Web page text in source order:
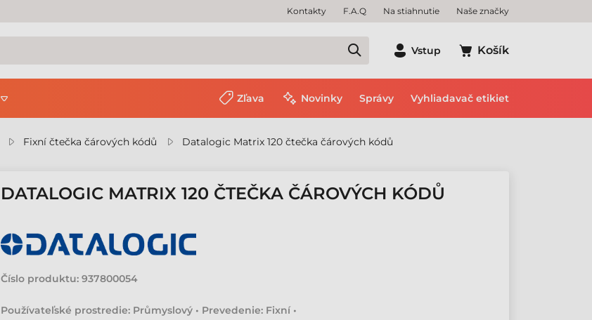
Kontakty F.A.Q Na stiahnutie Naše značky
Vstup Košík
Zľava Novinky Správy Vyhliadavač etikiet
Fixní čtečka čárových kódů Datalogic Matrix 120 čtečka čárových kódů
DATALOGIC MATRIX 120 ČTEČKA ČÁROVÝCH KÓDŮ
Číslo produktu: 937800054
Používateľské prostredie: Průmyslový • Prevedenie: Fixní •